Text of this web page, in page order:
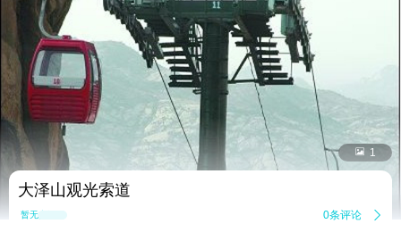
 1
大泽山观光索道
暂无点评 0条评论 
